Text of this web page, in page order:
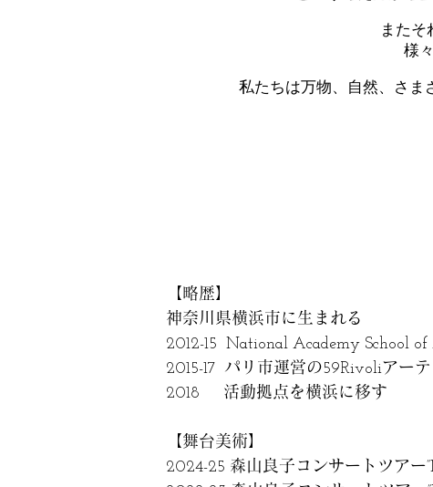
またそ
様
私たちは万物、自然、さま
【略歴】
神奈川県横浜市に生まれる
2012-15 National Academy School
2015-17 パリ市運営の59Rivoliアー
2018 活動拠点を横浜に移す
【舞台美術】
2024-25 森山良子コンサートツアー